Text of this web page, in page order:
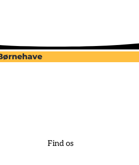
Find os